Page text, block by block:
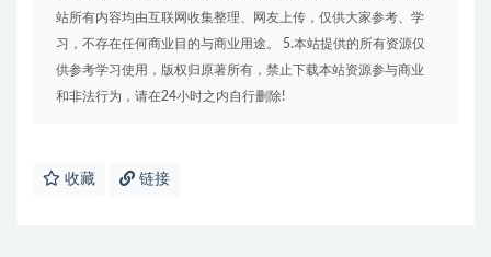
站所有内容均由互联网收集整理、网友上传，仅供大家参考、学
习，不存在任何商业目的与商业用途。 5.本站提供的所有资源仅
供参考学习使用，版权归原著所有，禁止下载本站资源参与商业
和非法行为，请在24小时之内自行删除!
收藏 链接